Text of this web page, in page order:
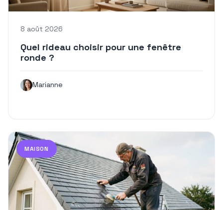
8 août 2026
Quel rideau choisir pour une fenêtre
ronde ?
Marianne
MAISON